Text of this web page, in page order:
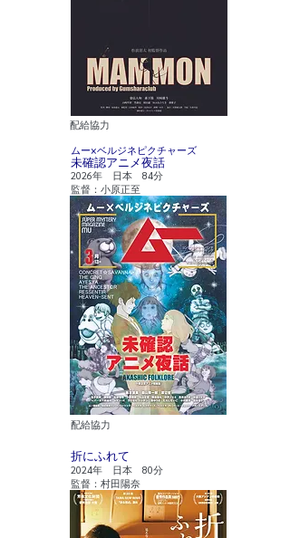
​配給協力
​ムー×ベルジネピクチャーズ
未確認アニメ夜話
2026年 日本 84分
監督：小原正至
配給協力
折にふれて
2024年 日本 80分
監督：村田陽奈